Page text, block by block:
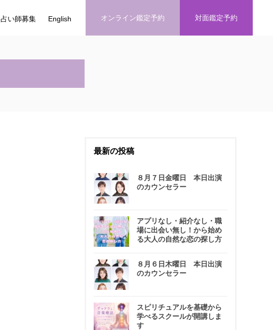
占い師募集 English オンライン鑑定予約 対面鑑定予約
最新の投稿
８月７日金曜日 本日出演
のカウンセラー
アプリなし・紹介なし・職
場に出会い無し！から始め
る大人の自然な恋の探し方
８月６日木曜日 本日出演
のカウンセラー
スピリチュアルを基礎から
学べるスクールが開講しま
す